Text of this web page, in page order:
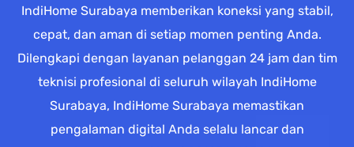
IndiHome Surabaya memberikan koneksi yang stabil,
cepat, dan aman di setiap momen penting Anda.
Dilengkapi dengan layanan pelanggan 24 jam dan tim
teknisi profesional di seluruh wilayah IndiHome
Surabaya, IndiHome Surabaya memastikan
pengalaman digital Anda selalu lancar dan